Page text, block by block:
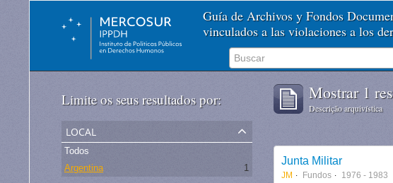
Guía de Archivos y Fondos
vinculados a las violaciones a los
Limite os seus resultados por:
local
Todos
Argentina
1
Mostrar 1
Descrição arquivística
Junta Militar
JM Fundos 1976 - 1983